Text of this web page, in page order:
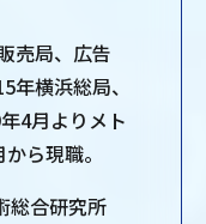
売局、広告
横浜総局、
4月よりメト
ら現職。
総合研究所